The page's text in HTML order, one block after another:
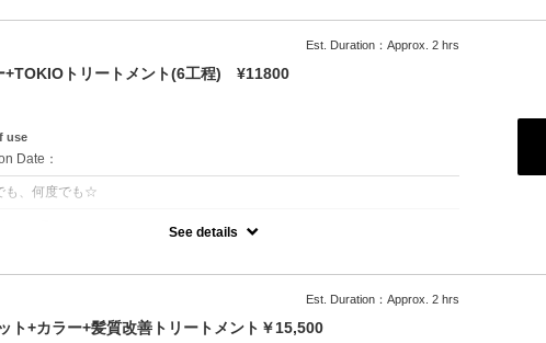
くに浸透して定着
Est. Duration：Approx. 2 hrs
+TOKIOトリートメント(6工程) ¥11800
use
Date：
も、何度でも☆
麗に致します。
See details
Est. Duration：Approx. 2 hrs
ト+カラー+髪質改善トリートメント￥15,500